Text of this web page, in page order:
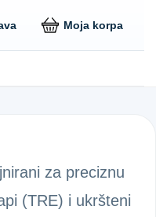
Moja korpa
za preciznu
(TRE) i ukršteni